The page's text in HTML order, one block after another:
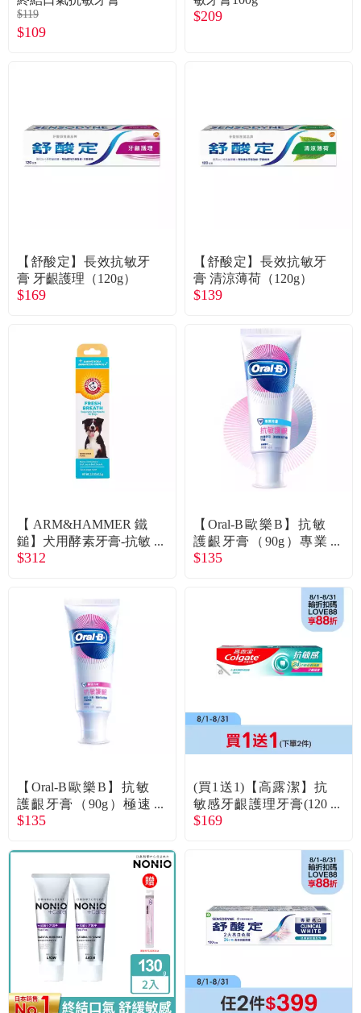
$119
$109
$209
【舒酸定】長效抗敏牙
膏 牙齦護理（120g）
$169
【舒酸定】長效抗敏牙
膏 清涼薄荷（120g）
$139
【ARM&HAMMER鐵
鎚】犬用酵素牙膏-抗敏
（廠商直送）
$312
【Oral-B歐樂B】抗敏
護齦牙膏（90g）專業
修護
$135
【Oral-B歐樂B】抗敏
護齦牙膏（90g）極速
抗敏
$135
(買1送1)【高露潔】抗
敏感牙齦護理牙膏(120
g)
$169